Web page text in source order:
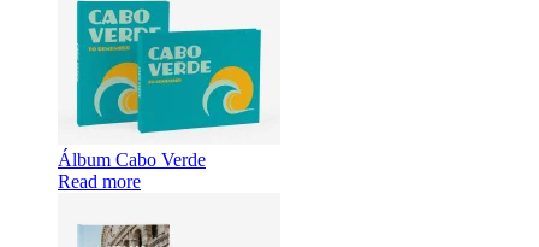
Álbum Cabo Verde
Read more